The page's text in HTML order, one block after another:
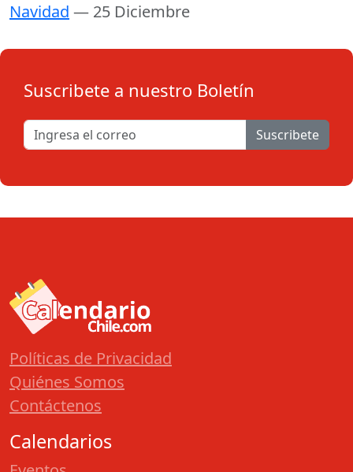
Navidad — 25 Diciembre
Suscribete a nuestro Boletín
Suscribete
Políticas de Privacidad
Quiénes Somos
Contáctenos
Calendarios